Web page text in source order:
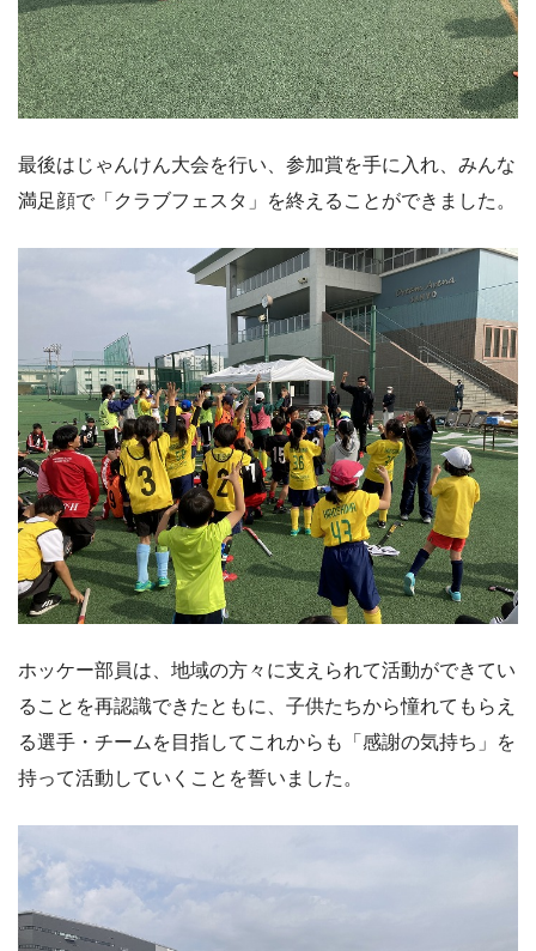
最後はじゃんけん大会を行い、参加賞を手に入れ、みんな
満足顔で「クラブフェスタ」を終えることができました。
ホッケー部員は、地域の方々に支えられて活動ができてい
ることを再認識できたともに、子供たちから憧れてもらえ
る選手・チームを目指してこれからも「感謝の気持ち」を
持って活動していくことを誓いました。